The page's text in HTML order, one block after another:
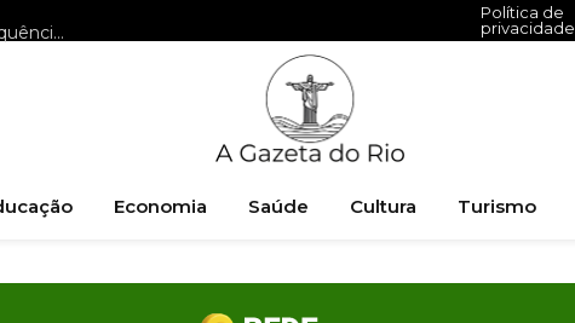
Como o El Niño e as mudanças climáticas elevam a frequência de ciclones no Sul do Brasil
Política de
privacidade
Economia Saúde Cultura Turismo